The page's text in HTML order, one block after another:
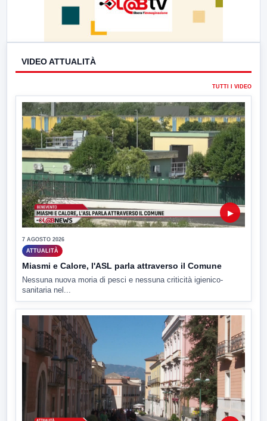
VIDEO ATTUALITÀ
TUTTI I VIDEO
▶
7 AGOSTO 2026
ATTUALITÀ
Miasmi e Calore, l'ASL parla attraverso il Comune
Nessuna nuova moria di pesci e nessuna criticità igienico-
sanitaria nel...